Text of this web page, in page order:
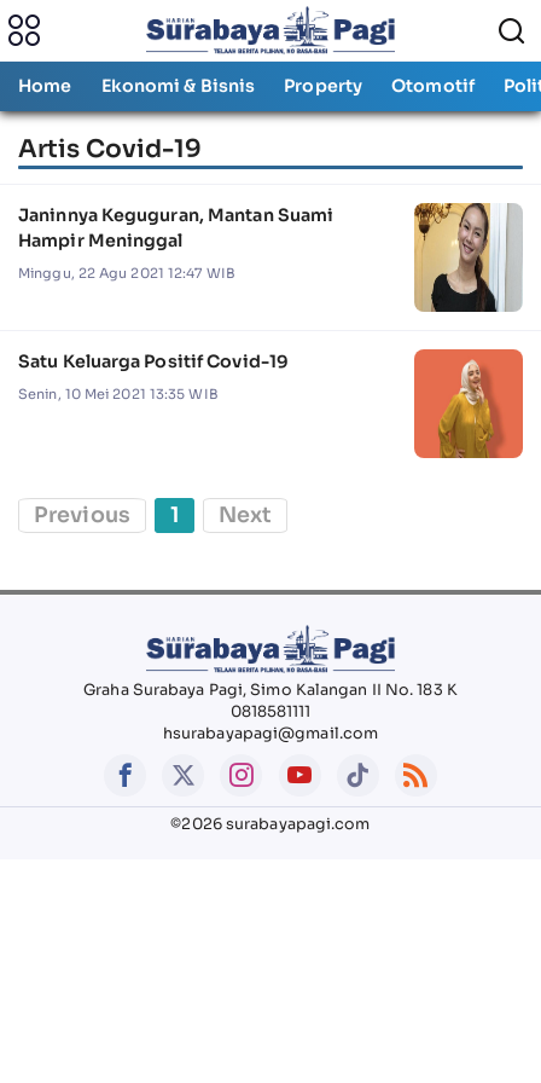
Home Ekonomi & Bisnis Property Otomotif
Artis Covid-19
Janinnya Keguguran, Mantan Suami
Hampir Meninggal
Minggu, 22 Agu 2021 12:47 WIB
Satu Keluarga Positif Covid-19
Senin, 10 Mei 2021 13:35 WIB
Previous 1 Next
Graha Surabaya Pagi, Simo Kalangan II No. 183 K
0818581111
hsurabayapagi@gmail.com
©2026 surabayapagi.com